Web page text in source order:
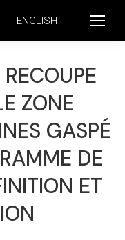
ENGLISH
ZONE
GASPÉ
DE
ET